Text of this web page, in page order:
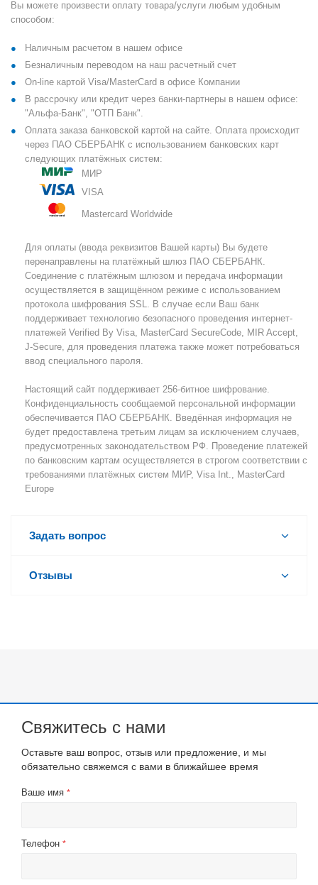
Вы можете произвести оплату товара/услуги любым удобным
способом:
Наличным расчетом в нашем офисе
Безналичным переводом на наш расчетный счет
On-line картой Visa/MasterCard в офисе Компании
В рассрочку или кредит через банки-партнеры в нашем офисе:
"Альфа-Банк", "ОТП Банк".
Оплата заказа банковской картой на сайте. Оплата происходит
через ПАО СБЕРБАНК с использованием банковских карт
следующих платёжных систем:
МИР
VISA
Mastercard Worldwide
Для оплаты (ввода реквизитов Вашей карты) Вы будете
перенаправлены на платёжный шлюз ПАО СБЕРБАНК.
Соединение с платёжным шлюзом и передача информации
осуществляется в защищённом режиме с использованием
протокола шифрования SSL. В случае если Ваш банк
поддерживает технологию безопасного проведения интернет-
платежей Verified By Visa, MasterCard SecureCode, MIR Accept,
J-Secure, для проведения платежа также может потребоваться
ввод специального пароля.
Настоящий сайт поддерживает 256-битное шифрование.
Конфиденциальность сообщаемой персональной информации
обеспечивается ПАО СБЕРБАНК. Введённая информация не
будет предоставлена третьим лицам за исключением случаев,
предусмотренных законодательством РФ. Проведение платежей
по банковским картам осуществляется в строгом соответствии с
требованиями платёжных систем МИР, Visa Int., MasterCard
Europe
Задать вопрос
Отзывы
Свяжитесь с нами
Оставьте ваш вопрос, отзыв или предложение, и мы
обязательно свяжемся с вами в ближайшее время
Ваше имя *
Телефон *